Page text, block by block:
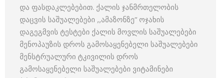
და ფასდაკლებებით. ქალის ჯანმრთელობის
დაცვის საშუალებები ,,ამაზონზე” ოჯახის
დაგეგმვის ტესტები ქალის მოვლის საშუალებები
მენოპაუზის დროს გამოსაყენებელი საშუალებები
მენსტრუალური ტკივილის დროს
გამოსაყენებელი საშუალებები ვიტამინები